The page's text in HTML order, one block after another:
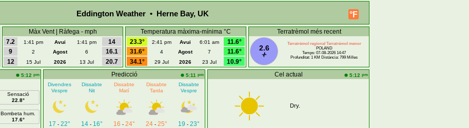
°F
Eddington Weather • Herne Bay, UK
Màx Vent | Ràfega - mph
7.2
1:41 pm Avui 1:41 pm
14
9
2 Agost 6
16.1
12
15 Jul 2026 13 Jul 20.7
Temperatura màxima-mínima °C
23.3°
2:41 pm Avui 6:01 am
11.6°
31.6°
4 Agost 7
11.6°
34.1°
29 Jul 2026 23 Jul 10.9°
Terratrèmol més recent
2.6
Terratrèmol regional Terratrèmol menor
POLAND
Temps: 07-08-2026 14:47
Profunditat: 1 KM Distància: 799 Milles
5:12 pm
Sensació
22.8°
Bombeta hum.
17.6°
Predicció 5:11 pm
Divendres
Vespre
Dissabte
Nit
Dissabte
Matí
Dissabte
Tarda
Dissabte
Vespre
17 - 22° 14- 16° 16 - 24° 24- 25° 19 - 23°
Cel actual 5:12 pm
Dry.